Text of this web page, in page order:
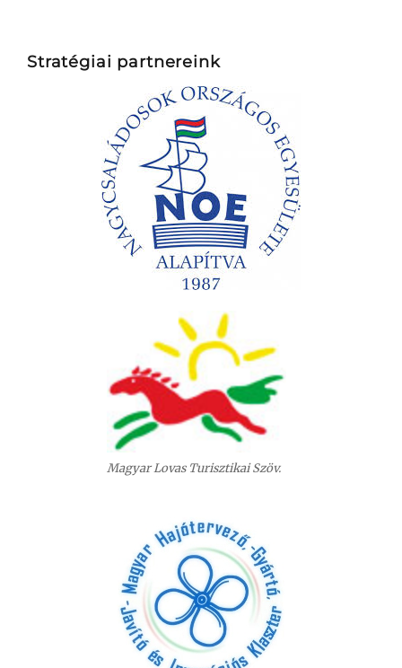
Stratégiai partnereink
Magyar Lovas Turisztikai Szöv.